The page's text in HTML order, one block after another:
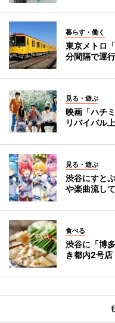
暮らす・働く
東京メトロ
分間隔で運
見る・遊ぶ
映画「ハチ
リバイバル
見る・遊ぶ
渋谷にすと
や楽曲流し
食べる
渋谷に「博
き都内2号店